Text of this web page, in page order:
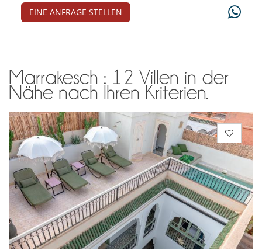
EINE ANFRAGE STELLEN
Marrakesch : 12 Villen in der
Nähe nach Ihren Kriterien.